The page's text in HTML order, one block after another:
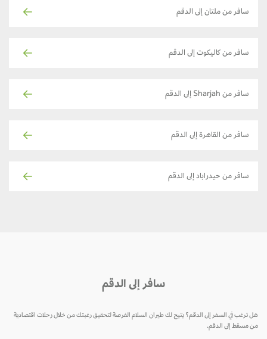
سافر من ملتان إلى الدقم
سافر من كاليكوت إلى الدقم
سافر من Sharjah إلى الدقم
سافر من القاهرة إلى الدقم
سافر من حيدراباد إلى الدقم
سافر إلى الدقم
هل ترغب في السفر إلى الدقم؟ يتيح لك طيران السلام الفرصة لتحقيق رغبتك من خلال رحلات اقتصادية
من مسقط إلى الدقم.